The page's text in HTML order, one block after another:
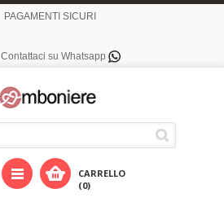
PAGAMENTI SICURI
Contattaci su Whatsapp
CARRELLO
(0)